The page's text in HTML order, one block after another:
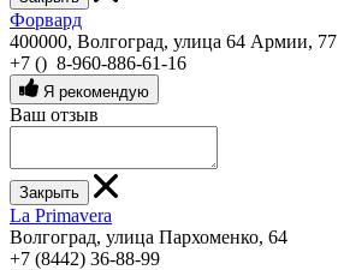
Форвард
400000, Волгоград, улица 64 Армии, 77
+7 () 8-960-886-61-16
Я рекомендую
Ваш отзыв
Закрыть
La Primavera
Волгоград, улица Пархоменко, 64
+7 (8442) 36-88-99